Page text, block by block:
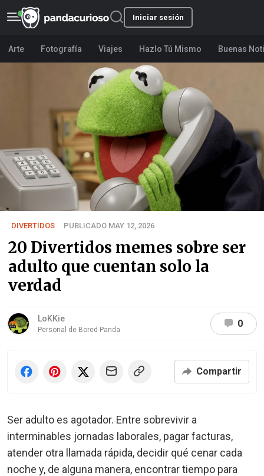
Iniciar sesión
Arte Fotografía Viajes Hazlo Tú Mismo Buenas
DIVERTIDOS PUBLICADO MAY 12, 2026
20 Divertidos memes sobre ser
adulto que cuentan solo la
verdad
LoKKie
Personal de Bored Panda
0
Compartir
Ser adulto es agotador. Entre sobrevivir a
interminables jornadas laborales, pagar facturas,
atender otra llamada rápida, decidir qué cenar cada
noche y, de alguna manera, encontrar tiempo para